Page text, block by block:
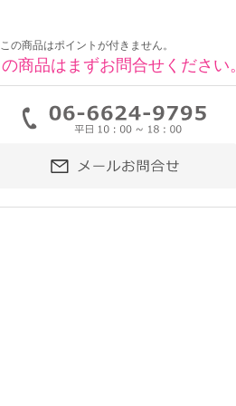
商品はポイントが付きません。
商品はまずお問合せください。